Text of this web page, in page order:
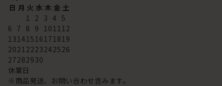
日 月 火 水 木 金 土
1
2 3 4 5
6 7 8 9 10 11 12
13 14 15 16 17 18 19
2021 2223242526
27282930
休業日
※商品発送、お問い合わせ含みます。